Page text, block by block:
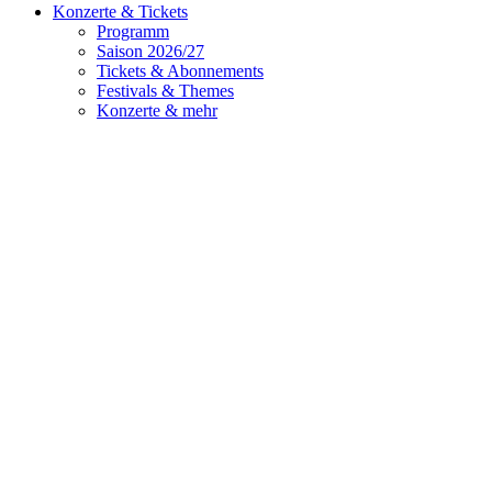
Konzerte & Tickets
Programm
Saison 2026/27
Tickets & Abonnements
Festivals & Themes
Konzerte & mehr